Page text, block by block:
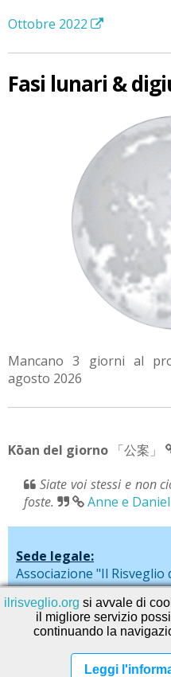
Ottobre 2022
Fasi lunari &
Mancano 3 giorni al
agosto 2026
Kōan del giorno 「公案」
Siate voi stessi e non
foste.
Anne e
Sede legale:
Associazione "Il Risveglio
via De Liguori, 20 -
SEVAservice
ilrisveglio.org si avvale di
il migliore servizio
continuando la
Leggi